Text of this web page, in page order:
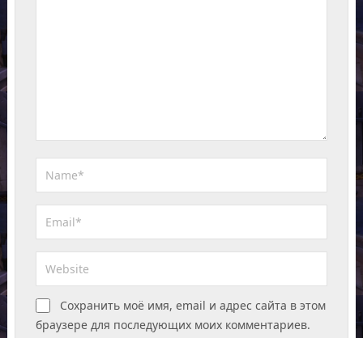
Сохранить моё имя, email и адрес сайта в этом
браузере для последующих моих комментариев.